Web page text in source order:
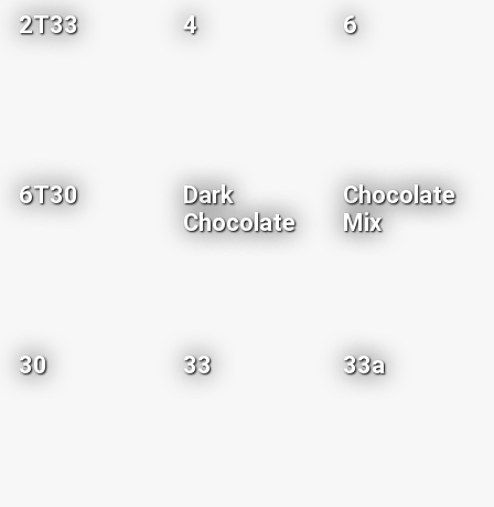
2T33 4 6
6T30
Dark
Chocolate
Chocolate
Mix
30 33 33a